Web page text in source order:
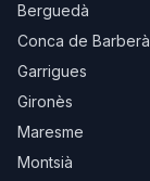
Berguedà
Conca de Barberà
Garrigues
Gironès
Maresme
Montsià